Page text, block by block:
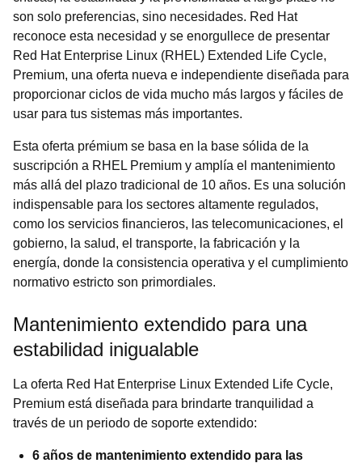
son solo preferencias, sino necesidades. Red Hat
reconoce esta necesidad y se enorgullece de presentar
Red Hat Enterprise Linux (RHEL) Extended Life Cycle,
Premium, una oferta nueva e independiente diseñada para
proporcionar ciclos de vida mucho más largos y fáciles de
usar para tus sistemas más importantes.
Esta oferta prémium se basa en la base sólida de la
suscripción a RHEL Premium y amplía el mantenimiento
más allá del plazo tradicional de 10 años. Es una solución
indispensable para los sectores altamente regulados,
como los servicios financieros, las telecomunicaciones, el
gobierno, la salud, el transporte, la fabricación y la
energía, donde la consistencia operativa y el cumplimiento
normativo estricto son primordiales.
Mantenimiento extendido para una
estabilidad inigualable
La oferta Red Hat Enterprise Linux Extended Life Cycle,
Premium está diseñada para brindarte tranquilidad a
través de un periodo de soporte extendido:
6 años de mantenimiento extendido para las